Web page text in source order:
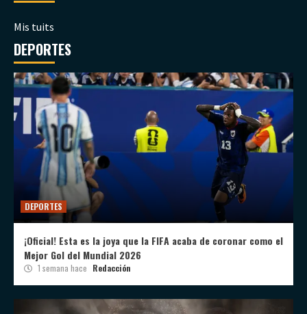
Mis tuits
DEPORTES
DEPORTES
¡Oficial! Esta es la joya que la FIFA acaba de coronar como el
Mejor Gol del Mundial 2026
1 semana hace Redacción